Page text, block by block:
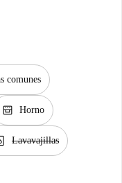
comunes
oven_gen Horno
Lavavajillas